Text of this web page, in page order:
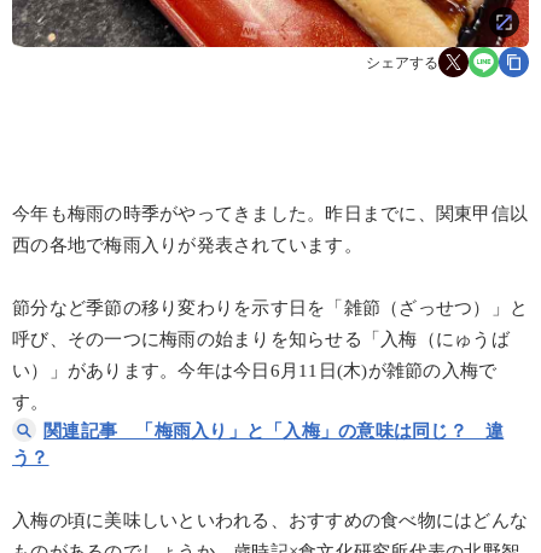
シェアする
今年も梅雨の時季がやってきました。昨日までに、関東甲信以
西の各地で梅雨入りが発表されています。
節分など季節の移り変わりを示す日を「雑節（ざっせつ）」と
呼び、その一つに梅雨の始まりを知らせる「入梅（にゅうば
い）」があります。今年は今日6月11日(木)が雑節の入梅で
す。
関連記事 「梅雨入り」と「入梅」の意味は同じ？ 違
う？
入梅の頃に美味しいといわれる、おすすめの食べ物にはどんな